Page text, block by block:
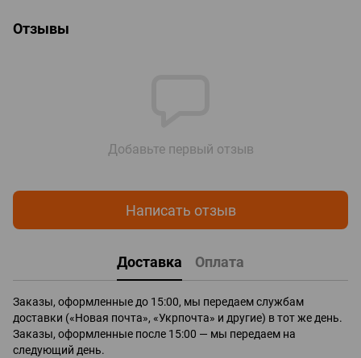
Отзывы
Добавьте первый отзыв
Написать отзыв
Доставка Оплата
Заказы, оформленные до 15:00, мы передаем службам
доставки («Новая почта», «Укрпочта» и другие) в тот же день.
Заказы, оформленные после 15:00 — мы передаем на
следующий день.